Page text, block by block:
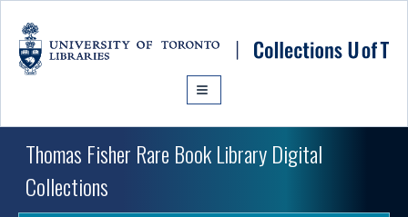
Thomas Fisher Rare Book Library Digital
Collections